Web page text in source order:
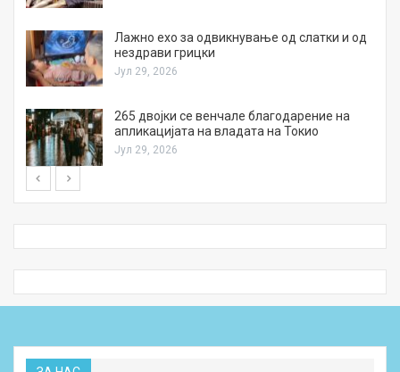
Лажно ехо за одвикнување од слатки и од
нездрави грицки
Јул 29, 2026
265 двојки се венчале благодарение на
апликацијата на владата на Токио
Јул 29, 2026